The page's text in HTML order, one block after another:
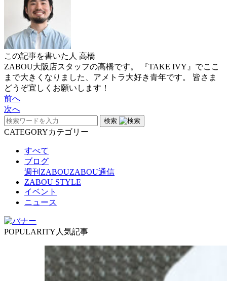
この記事を書いた人 高橋
ZABOU大阪店スタッフの高橋です。 『TAKE IVY』でここ
まで大きくなりました、アメトラ大好き青年です。 皆さま
どうぞ宜しくお願いします！
前へ
次へ
検索
CATEGORYカテゴリー
すべて
ブログ
週刊ZABOUZABOU通信
ZABOU STYLE
イベント
ニュース
POPULARITY 人気記事